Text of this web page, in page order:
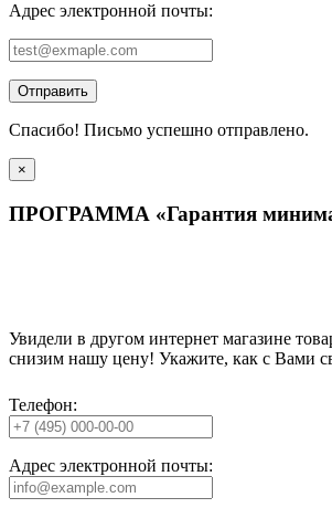
Адрес электронной почты:
Отправить
Спасибо! Письмо успешно отправлено.
×
ПРОГРАММА «Гарантия
Увидели в другом интернет магазине
снизим нашу цену! Укажите, как с Вами
Телефон:
Адрес электронной почты: